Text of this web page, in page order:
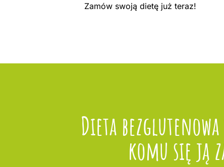
Zamów swoją dietę już teraz!
Dieta
komu się ją